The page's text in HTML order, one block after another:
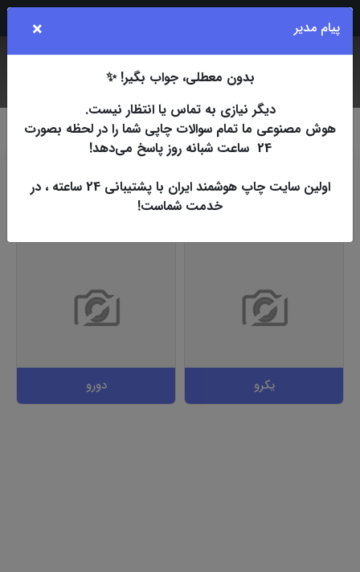
جستجو
چاپ اسپات افست تراکت تحریر 80 گرم B6
یکرو دورو
پیام مدیر ×
بدون معطلی، جواب بگیر! ✨
دیگر نیازی به تماس یا انتظار نیست.
هوش مصنوعی ما تمام سوالات چاپی شما را در لحظه بصورت
24 ساعت شبانه روز پاسخ می‌دهد!
اولین سایت چاپ هوشمند ایران با پشتیبانی 24 ساعته ، در
خدمت شماست!